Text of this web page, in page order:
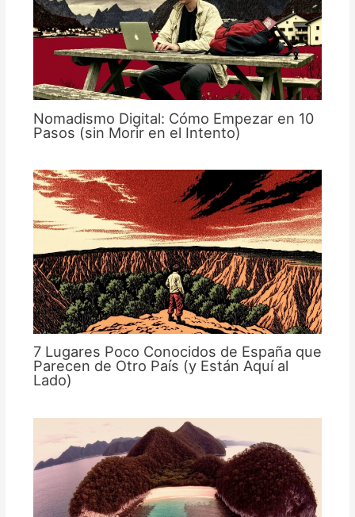
Nomadismo Digital: Cómo Empezar en 10
Pasos (sin Morir en el Intento)
7 Lugares Poco Conocidos de España que
Parecen de Otro País (y Están Aquí al
Lado)